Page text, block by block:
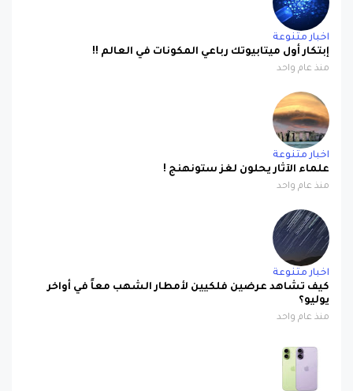
اخبار متنوعة
إبتكار أول ميتابيوتك رباعي المكونات في العالم !!
منذ عام واحد
اخبار متنوعة
علماء الآثار يحلون لغز ستونهنج !
منذ عام واحد
اخبار متنوعة
كيف تشاهد عرضين فلكيين لأمطار الشهب معاً في أواخر
يوليو؟
منذ عام واحد